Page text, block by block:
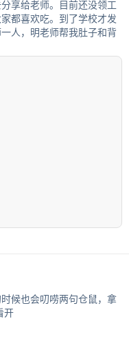
享给老师。目前还没领工
都喜欢吃。到了学校才发
人，明老师帮我肚子和背
候也会叨唠两句仓鼠，拿
开